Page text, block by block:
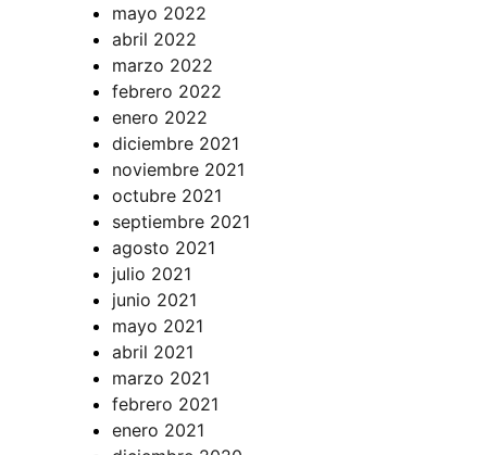
mayo 2022
abril 2022
marzo 2022
febrero 2022
enero 2022
diciembre 2021
noviembre 2021
octubre 2021
septiembre 2021
agosto 2021
julio 2021
junio 2021
mayo 2021
abril 2021
marzo 2021
febrero 2021
enero 2021